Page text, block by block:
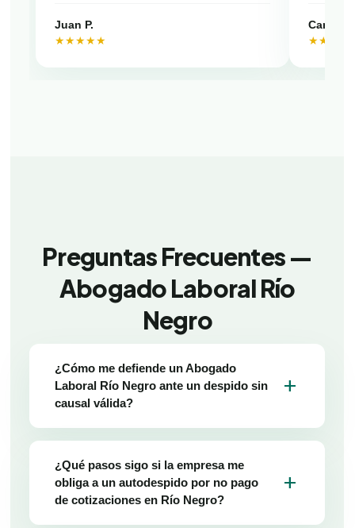
Juan P.
★★★★★
Camila
Preguntas Frecuentes —
Abogado Laboral Río
Negro
¿Cómo me defiende un Abogado
Laboral Río Negro ante un despido sin
causal válida?
add
¿Qué pasos sigo si la empresa me
obliga a un autodespido por no pago
de cotizaciones en Río Negro?
add